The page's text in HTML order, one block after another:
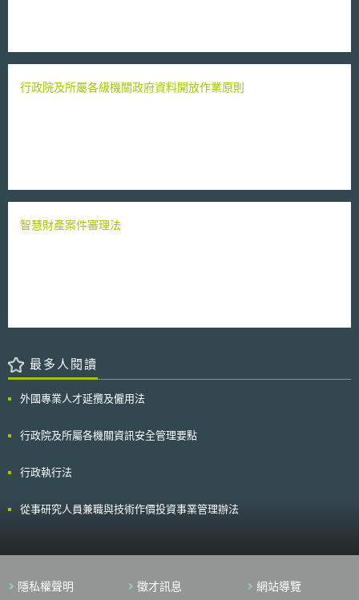
行政院及所屬各級機關政府資料開放作業原則
智慧財產案件審理法
最多人閱讀
外國專業人才延攬及僱用法
行政院及所屬各機關資訊安全管理要點
行政執行法
從事研究人員兼職與技術作價投資事業管理辦法
隱私權聲明 徵才訊息 網站導覽